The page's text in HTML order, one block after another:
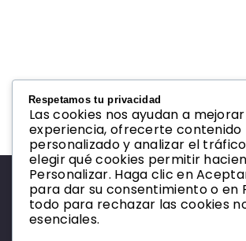
Respetamos tu privacidad
Las cookies nos ayudan a
experiencia, ofrecerte contenido
personalizado y analizar el
elegir qué cookies permitir
Personalizar. Haga clic en
para dar su consentimiento o en
todo para rechazar las cookies
esenciales.